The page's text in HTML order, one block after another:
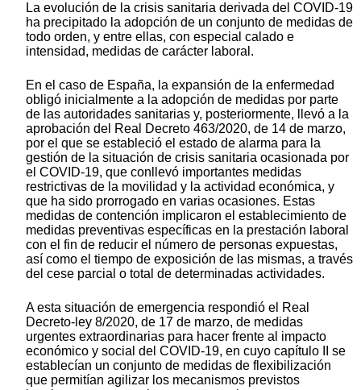
La evolución de la crisis sanitaria derivada del COVID-19
ha precipitado la adopción de un conjunto de medidas de
todo orden, y entre ellas, con especial calado e
intensidad, medidas de carácter laboral.
En el caso de España, la expansión de la enfermedad
obligó inicialmente a la adopción de medidas por parte
de las autoridades sanitarias y, posteriormente, llevó a la
aprobación del Real Decreto 463/2020, de 14 de marzo,
por el que se estableció el estado de alarma para la
gestión de la situación de crisis sanitaria ocasionada por
el COVID-19, que conllevó importantes medidas
restrictivas de la movilidad y la actividad económica, y
que ha sido prorrogado en varias ocasiones. Estas
medidas de contención implicaron el establecimiento de
medidas preventivas específicas en la prestación laboral
con el fin de reducir el número de personas expuestas,
así como el tiempo de exposición de las mismas, a través
del cese parcial o total de determinadas actividades.
A esta situación de emergencia respondió el Real
Decreto-ley 8/2020, de 17 de marzo, de medidas
urgentes extraordinarias para hacer frente al impacto
económico y social del COVID-19, en cuyo capítulo II se
establecían un conjunto de medidas de flexibilización
que permitían agilizar los mecanismos previstos